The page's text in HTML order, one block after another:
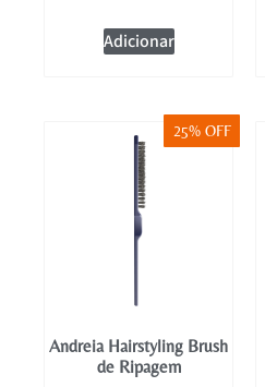
Adicionar
25% OFF
Andreia Hairstyling Brush
de Ripagem